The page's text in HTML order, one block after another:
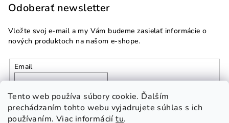
Tento web používa súbory cookie. Ďalším
prechádzaním tohto webu vyjadrujete súhlas s ich
používaním. Viac informáciítu.
Odoberať newsletter
Vložte svoj e-mail a my Vám budeme zasielať informácie o
nových produktoch na našom e-shope.
Email
Vložením e-mailu súhlasíte s
podmienkami ochrany
osobných údajov